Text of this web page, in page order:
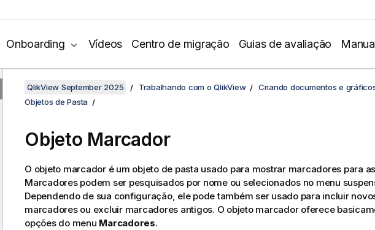
Onboarding Vídeos Centro de migração Guias de avaliação
QlikView September 2025 Trabalhando com o QlikView
Criando documentos e
Objetos de Pasta
Objeto Marcador
O objeto marcador é um objeto de pasta usado para mostrar marcadores para
Marcadores podem ser pesquisados por nome ou selecionados no menu
Dependendo de sua configuração, ele pode também ser usado para incluir
marcadores ou excluir marcadores antigos. O objeto marcador oferece
opções do menu Marcadores.